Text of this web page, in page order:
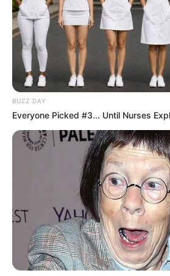
PEC 14: o que
triênio e sexta-parte
DESTAQUES DO MÊS
Prefeitura realiza a
motocicletas aos
história...
Agente de Saúde é
visitas que nunca
Terceiro lote da
4,61 bilhões para 2,7
contribuintes.
BUZZ DAY
Everyone Picked #3... Until Nurses